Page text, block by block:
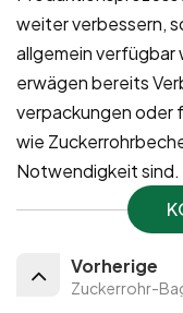
weiter verbessern,
allgemein
erwägen bereits
verpackungen oder
wie
Notwendigkeit sind.
Vorherige
Zuckerrohr-